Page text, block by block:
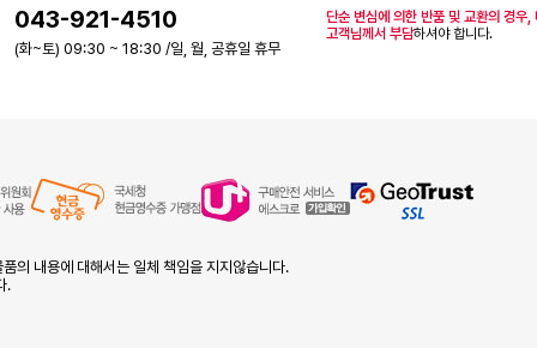
043-921-4510
(화~토) 09:30 ~ 18:30 /일, 월, 공휴일 휴무
단순 변심에 의한 반품 및 교환의 경우
고객님께서 부담하셔야 합니다.
의 내용에 대해서는 일체 책임을 지지않습니다.
.